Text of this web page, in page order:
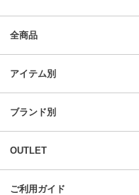
全商品
アイテム別
ブランド別
OUTLET
ご利用ガイド